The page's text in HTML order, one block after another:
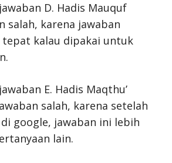
D. Hadis Mauquf
salah, karena jawaban
kalau dipakai untuk
E. Hadis Maqthu’
salah, karena setelah
google, jawaban ini lebih
lain.